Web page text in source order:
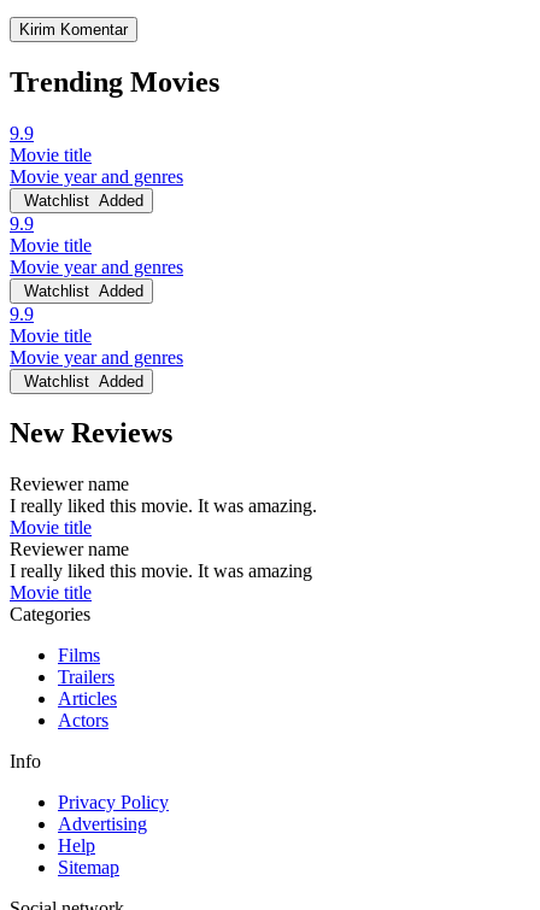
Trending Movies
9.9
Movie title
Movie year and genres
Watchlist Added
9.9
Movie title
Movie year and genres
Watchlist Added
9.9
Movie title
Movie year and genres
Watchlist Added
New Reviews
Reviewer name
I really liked this movie. It was amazing.
Movie title
Reviewer name
I really liked this movie. It was amazing
Movie title
Categories
Films
Trailers
Articles
Actors
Info
Privacy Policy
Advertising
Help
Sitemap